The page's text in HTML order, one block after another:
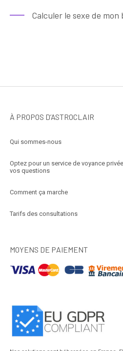
Calculer le sexe de mon
À PROPOS D’ASTROCLAIR
Qui sommes-nous
Optez pour un service de voyance
vos questions
Comment ça marche
Tarifs des consultations
MOYENS DE PAIEMENT